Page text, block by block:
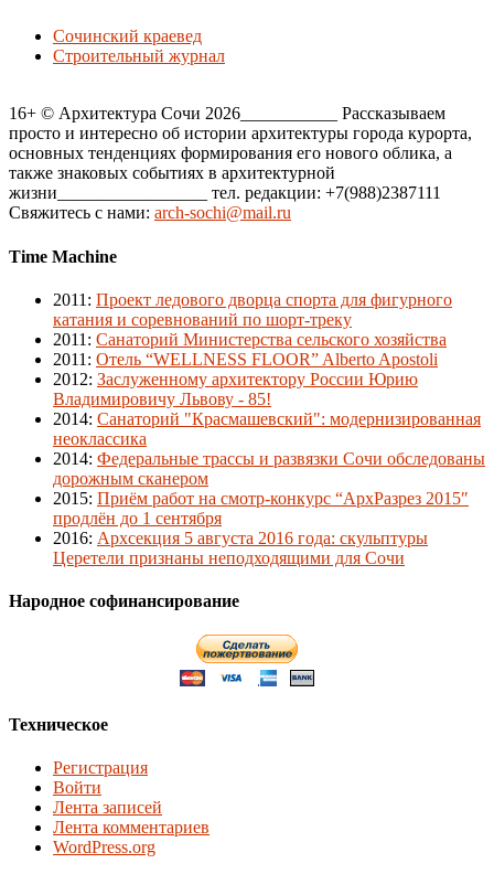
Сочинский краевед
Строительный журнал
16+ © Архитектура Сочи 2026___________ Рассказываем
просто и интересно об истории архитектуры города курорта,
основных тенденциях формирования его нового облика, а
также знаковых событиях в архитектурной
жизни_________________ тел. редакции: +7(988)2387111
Свяжитесь с нами: arch-sochi@mail.ru
Time Machine
2011 : Проект ледового дворца спорта для фигурного
катания и соревнований по шорт-треку
2011 : Санаторий Министерства сельского хозяйства
2011 : Отель “WELLNESS FLOOR” Alberto Apostoli
2012: Заслуженному архитектору России Юрию
Владимировичу Львову - 85!
2014: Санаторий "Красмашевский": модернизированная
неоклассика
2014: Федеральные трассы и развязки Сочи обследованы
дорожным сканером
2015: Приём работ на смотр-конкурс “АрхРазрез 2015″
продлён до 1 сентября
2016: Архсекция 5 августа 2016 года: скульптуры
Церетели признаны неподходящими для Сочи
Народное софинансирование
Техническое
Регистрация
Войти
Лента записей
Лента комментариев
WordPress.org